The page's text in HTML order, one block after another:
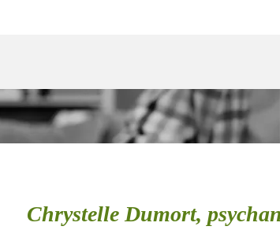
Chrystelle Dumort,